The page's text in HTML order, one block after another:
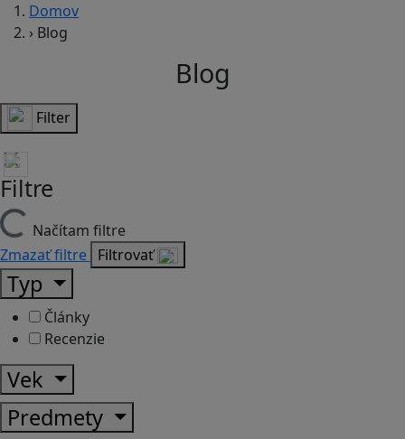
Domov
› Blog
Blog
Filter
Filtre
Načítam filtre
Zmazať filtre Filtrovať
Typ
Články
Recenzie
Vek
Predmety